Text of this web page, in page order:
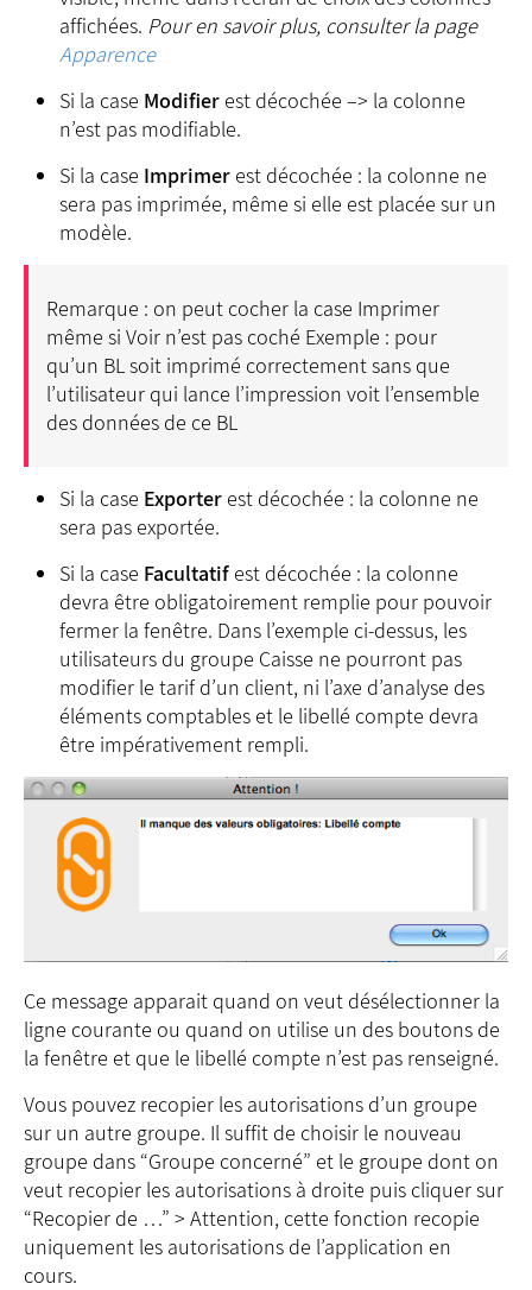
affichées. Pour en savoir plus, consulter la page
Apparence
Si la case Modifier est décochée –> la colonne
n’est pas modifiable.
Si la case Imprimer est décochée : la colonne ne
sera pas imprimée, même si elle est placée sur un
modèle.
Remarque : on peut cocher la case Imprimer
même si Voir n’est pas coché Exemple : pour
qu’un BL soit imprimé correctement sans que
l’utilisateur qui lance l’impression voit l’ensemble
des données de ce BL
Si la case Exporter est décochée : la colonne ne
sera pas exportée.
Si la case Facultatif est décochée : la colonne
devra être obligatoirement remplie pour pouvoir
fermer la fenêtre. Dans l’exemple ci-dessus, les
utilisateurs du groupe Caisse ne pourront pas
modifier le tarif d’un client, ni l’axe d’analyse des
éléments comptables et le libellé compte devra
être impérativement rempli.
Ce message apparait quand on veut désélectionner la
ligne courante ou quand on utilise un des boutons de
la fenêtre et que le libellé compte n’est pas renseigné.
Vous pouvez recopier les autorisations d’un groupe
sur un autre groupe. Il suffit de choisir le nouveau
groupe dans “Groupe concerné” et le groupe dont on
veut recopier les autorisations à droite puis cliquer sur
“Recopier de …” > Attention, cette fonction recopie
uniquement les autorisations de l’application en
cours.